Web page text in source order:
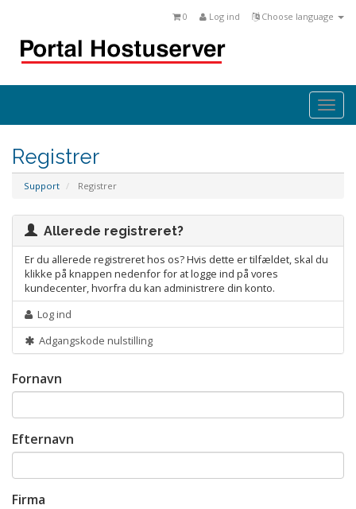
Choose language
Log ind
0
Registrer
Support Registrer
Allerede registreret?
Er du allerede registreret hos os? Hvis dette er tilfældet, skal du
klikke på knappen nedenfor for at logge ind på vores
kundecenter, hvorfra du kan administrere din konto.
Log ind
Adgangskode nulstilling
Fornavn
Efternavn
Firma